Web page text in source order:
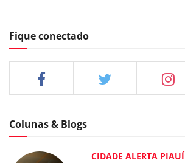
Fique conectado
Colunas & Blogs
CIDADE ALERTA PIAUÍ